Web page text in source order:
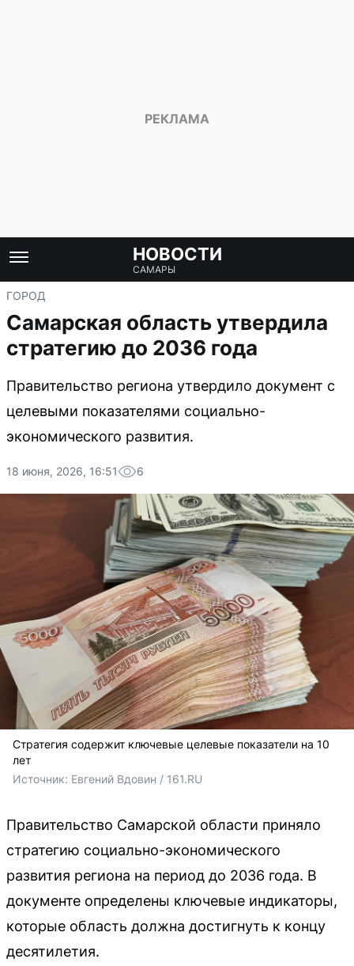
НОВОСТИ
САМАРЫ
ГОРОД
Самарская область утвердила
стратегию до 2036 года
Правительство региона утвердило документ с
целевыми показателями социально-
экономического развития.
18 июня, 2026, 16:51 6
Стратегия содержит ключевые целевые показатели на 10
лет
Источник: Евгений Вдовин / 161.RU
Правительство Самарской области приняло
стратегию социально-экономического
развития региона на период до 2036 года. В
документе определены ключевые индикаторы,
которые область должна достигнуть к концу
десятилетия.